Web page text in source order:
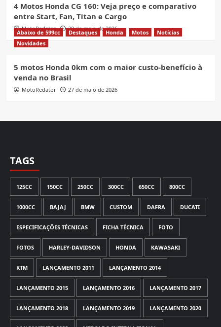
4 Motos Honda CG 160: Veja preço e comparativo
entre Start, Fan, Titan e Cargo
MotoRedator 28 de maio de 2026
Abaixo de 599cc Destaques Honda Motos
Notícias
Novidades
5 motos Honda 0km com o maior custo-benefício à
venda no Brasil
MotoRedator 27 de maio de 2026
TAGS
125CC 150CC 250CC 300CC 650CC 800CC
1000CC BAJAJ BMW CUSTOM DAFRA DUCATI
ESPECIFICAÇÕES TÉCNICAS FICHA TÉCNICA FOTO
FOTOS HARLEY-DAVIDSON HONDA KAWASAKI
KTM LANÇAMENTO 2011 LANÇAMENTO 2014
LANÇAMENTO 2015 LANÇAMENTO 2016 LANÇAMENTO 2017
LANÇAMENTO 2018 LANÇAMENTO 2019 LANÇAMENTO 2020